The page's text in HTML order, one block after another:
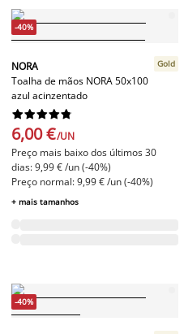
-40%
NORA
Toalha de mãos NORA 50x100
azul acinzentado
Gold






6,00 €/UN
Preço mais baixo dos últimos 30
dias: 9,99 € /un (-40%)
Preço normal: 9,99 € /un (-40%)
+ mais tamanhos
-40%